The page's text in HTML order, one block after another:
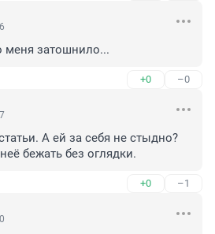
меня затошнило...
+0 –0
А ей за себя не стыдно?
бежать без оглядки.
+0 –1